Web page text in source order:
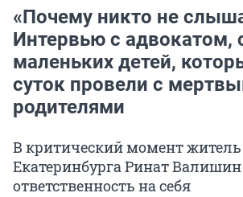
«Почему никто не
Интервью с адвокатом,
маленьких детей,
суток провели с
родителями
В критический момент житель
Екатеринбурга Ринат
ответственность на себя